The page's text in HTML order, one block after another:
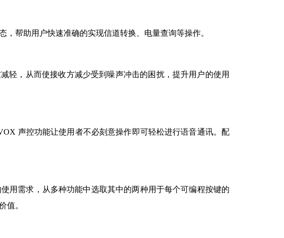
帮助用户快速准确的实现信道转换、电量查询等操作。
轻，从而使接收方减少受到噪声冲击的困扰，提升用户的使用
声控功能让使用者不必刻意操作即可轻松进行语音通讯。配
用需求，从多种功能中选取其中的两种用于每个可编程按键的
值。